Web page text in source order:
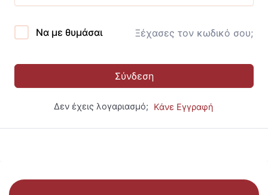
Να με θυμάσαι Ξέχασες τον κωδικό σου;
Σύνδεση
Δεν έχεις λογαριασμό; Κάνε Εγγραφή